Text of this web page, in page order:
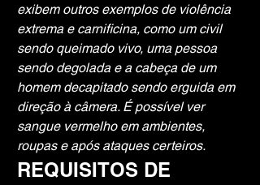
exibem outros exemplos de violência
extrema e carnificina, como um civil
sendo queimado vivo, uma pessoa
sendo degolada e a cabeça de um
homem decapitado sendo erguida em
direção à câmera. É possível ver
sangue vermelho em ambientes,
roupas e após ataques certeiros.
REQUISITOS DE